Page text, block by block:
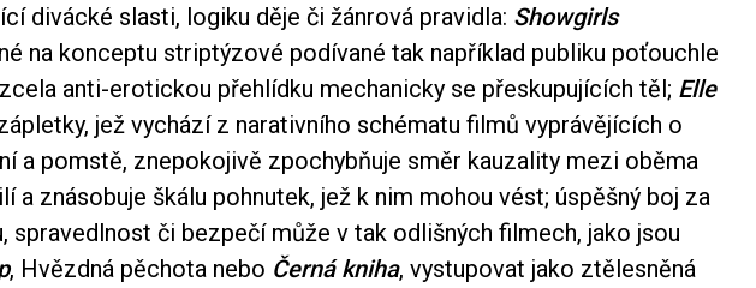
divácké slasti, logiku děje či žánrová pravidla: Showgirls
na konceptu striptýzové podívané tak například publiku poťouchle
anti-erotickou přehlídku mechanicky se přeskupujících těl; Elle
jež vychází z narativního schématu filmů vyprávějících o
a pomstě, znepokojivě zpochybňuje směr kauzality mezi oběma
a znásobuje škálu pohnutek, jež k nim mohou vést; úspěšný boj za
spravedlnost či bezpečí může v tak odlišných filmech, jako jsou
, Hvězdná pěchota nebo Černá kniha, vystupovat jako ztělesněná